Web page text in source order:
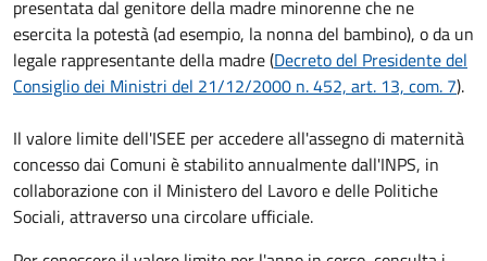
presentata dal genitore della madre minorenne che ne
esercita la potestà (ad esempio, la nonna del bambino), o da un
legale rappresentante della madre (Decreto del Presidente del
Consiglio dei Ministri del 21/12/2000 n. 452, art. 13, com. 7).
Il valore limite dell'ISEE per accedere all'assegno di maternità
concesso dai Comuni è stabilito annualmente dall'INPS, in
collaborazione con il Ministero del Lavoro e delle Politiche
Sociali, attraverso una circolare ufficiale.